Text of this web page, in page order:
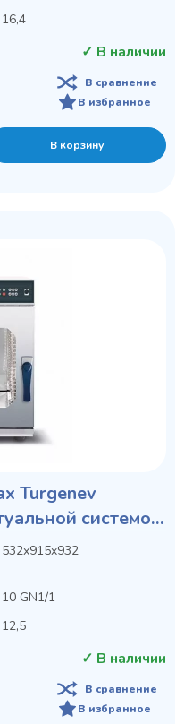
16,4
✓ В наличии
В сравнение
В избранное
В корзину
Turgenev
системой
532x915x932
10 GN1/1
12,5
✓ В наличии
В сравнение
В избранное